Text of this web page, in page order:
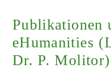
Publikationen
eHumanities
Dr. P. Molitor)